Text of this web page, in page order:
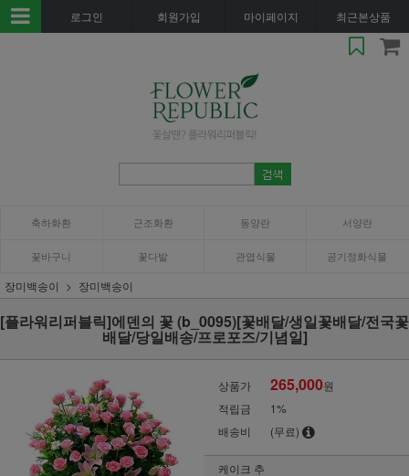
로그인 회원가입 마이페이지 최근본상품
축하화환 근조화환 동양란 서양란
꽃바구니 꽃다발 관엽식물 공기정화식물
장미백송이 장미백송이
[플라워리퍼블릭]에덴의 꽃 (b_0095)[꽃배달/생일꽃배달/전국꽃
배달/당일배송/프로포즈/기념일]
상품가 265,000원
적립금
1%
배송비
(무료)
케이크 추